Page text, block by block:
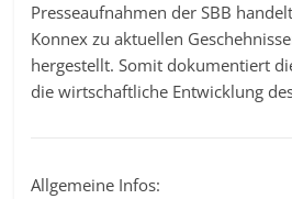
Presseaufnahmen der SBB
Konnex zu aktuellen
hergestellt. Somit dokumentiert
die wirtschaftliche Entwicklung
Allgemeine Infos: